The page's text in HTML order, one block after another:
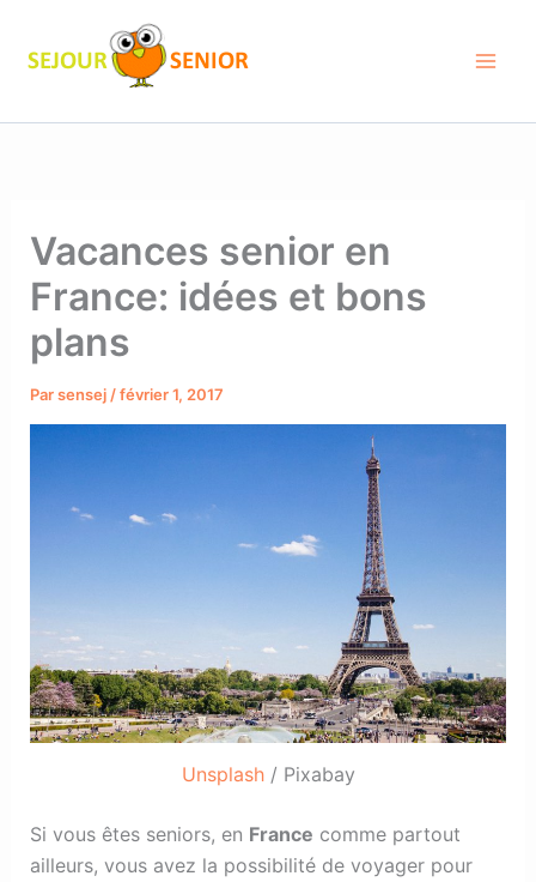
contenu
Vacances senior en
France: idées et bons
plans
Parsensej /février 1, 2017
Unsplash/ Pixabay
Si vous êtes seniors, en France comme partout
ailleurs, vous avez la possibilité de voyager pour